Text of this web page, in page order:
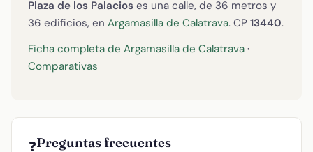
Plaza de los Palacios es una calle, de 36 metros y
36 edificios, en Argamasilla de Calatrava. CP 13440.
Ficha completa de Argamasilla de Calatrava ·
Comparativas
❓Preguntas frecuentes